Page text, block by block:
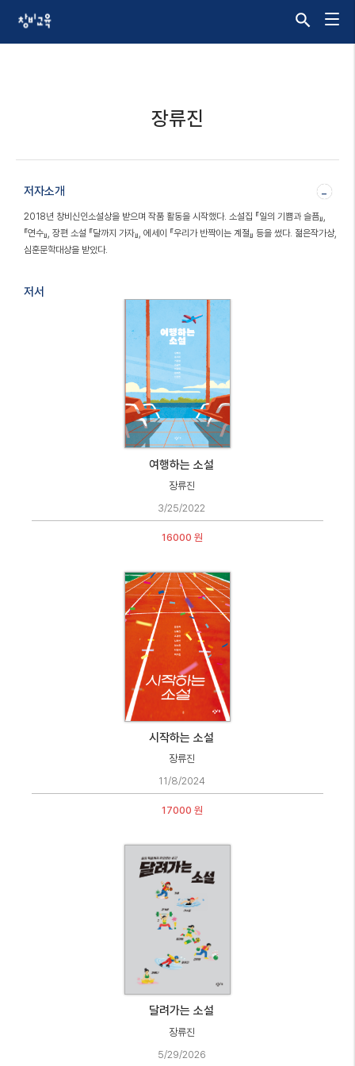
장류진
-
저자소개
2018년 창비신인소설상을 받으며 작품 활동을 시작했다. 소설집 『일의 기쁨과 슬픔』,
『연수』, 장편 소설 『달까지 가자』, 에세이 『우리가 반짝이는 계절』 등을 썼다. 젊은작가상,
심훈문학대상을 받았다.
저서
여행하는 소설
장류진
3/25/2022
16000 원
시작하는 소설
장류진
11/8/2024
17000 원
달려가는 소설
장류진
5/29/2026